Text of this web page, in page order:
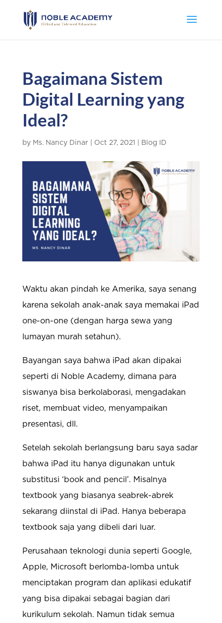
Bagaimana Sistem
Digital Learning yang
Ideal?
by Ms. Nancy Dinar| Oct 27, 2021 Blog ID
Waktu akan pindah ke Amerika, saya senang
karena sekolah anak-anak saya memakai iPad
one-on-one (dengan harga sewa yang
lumayan murah setahun).
Bayangan saya bahwa iPad akan dipakai
seperti di Noble Academy, dimana para
siswanya bisa berkolaborasi, mengadakan
riset, membuat video, menyampaikan
presentasi, dll.
Setelah sekolah berlangsung baru saya sadar
bahwa iPad itu hanya digunakan untuk
substitusi ‘book and pencil’. Misalnya
textbook yang biasanya seabrek-abrek
sekarang diinstal di iPad. Hanya beberapa
textbook saja yang dibeli dari luar.
Perusahaan teknologi dunia seperti Google,
Apple, Microsoft berlomba-lomba untuk
menciptakan program dan aplikasi edukatif
yang bisa dipakai sebagai bagian dari
kurikulum sekolah. Namun tidak semua